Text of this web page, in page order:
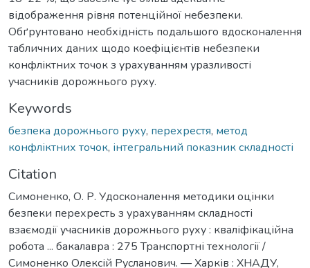
відображення рівня потенційної небезпеки.
Обґрунтовано необхідність подальшого вдосконалення
табличних даних щодо коефіцієнтів небезпеки
конфліктних точок з урахуванням уразливості
учасників дорожнього руху.
Keywords
безпека дорожнього руху, перехрестя, метод
конфліктних точок, інтегральний показник складності
Citation
Симоненко, О. Р. Удосконалення методики оцінки
безпеки перехресть з урахуванням складності
взаємодії учасників дорожнього руху : кваліфікаційна
робота ... бакалавра : 275 Транспортні технології /
Симоненко Олексій Русланович. — Харків : ХНАДУ,